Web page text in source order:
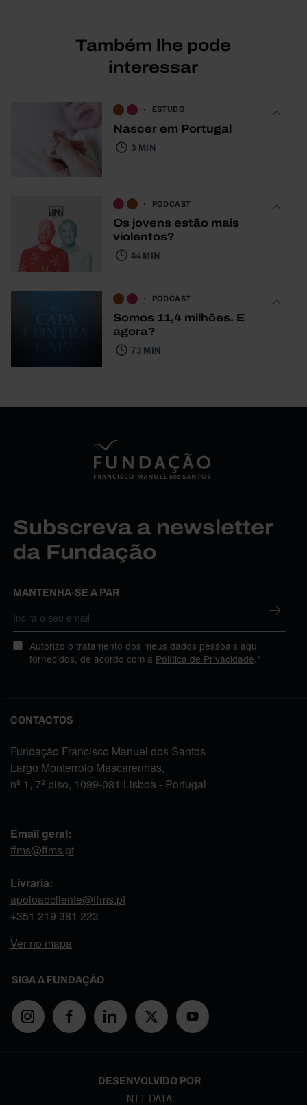
Também lhe pode
interessar
ESTUDO
Nascer em Portugal
3 MIN
PODCAST
Os jovens estão mais
violentos?
44 MIN
PODCAST
Somos 11,4 milhões. E
agora?
73 MIN
Subscreva a newsletter
da Fundação
MANTENHA-SE A PAR
Autorizo o tratamento dos meus dados pessoais aqui
fornecidos, de acordo com a Política de Privacidade .*
CONTACTOS
Fundação Francisco Manuel dos Santos
Largo Monterroio Mascarenhas,
nº 1, 7º piso, 1099-081 Lisboa - Portugal
Email geral:
ffms@ffms.pt
Livraria:
apoioaocliente@ffms.pt
+351 219 381 223
Ver no mapa
SIGA A FUNDAÇÃO
DESENVOLVIDO POR
NTT DATA